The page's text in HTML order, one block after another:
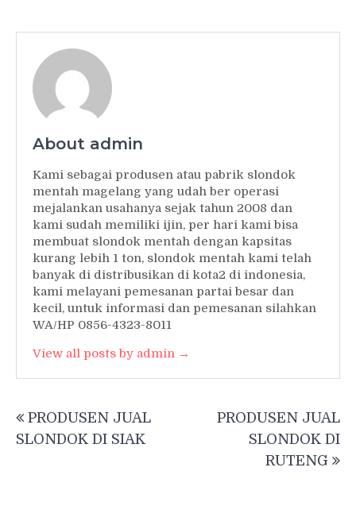
About admin
Kami sebagai produsen atau pabrik slondok
mentah magelang yang udah ber operasi
mejalankan usahanya sejak tahun 2008 dan
kami sudah memiliki ijin, per hari kami bisa
membuat slondok mentah dengan kapsitas
kurang lebih 1 ton, slondok mentah kami telah
banyak di distribusikan di kota2 di indonesia,
kami melayani pemesanan partai besar dan
kecil, untuk informasi dan pemesanan silahkan
WA/HP 0856-4323-8011
View all posts by admin →
navigation
PRODUSEN JUAL
SLONDOK DI SIAK
PRODUSEN JUAL
SLONDOK DI
RUTENG